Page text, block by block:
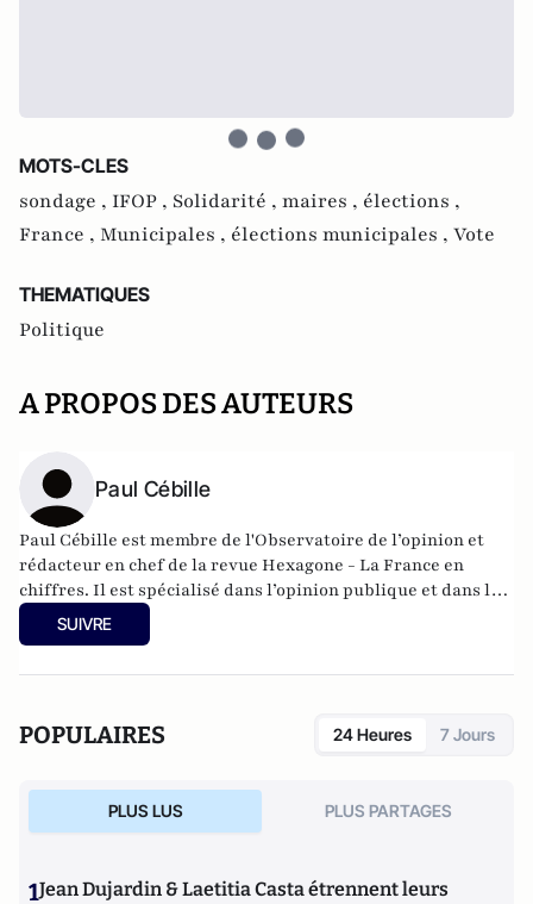
MOTS-CLES
sondage , IFOP , Solidarité , maires , élections ,
France , Municipales , élections municipales , Vote
THEMATIQUES
Politique
A PROPOS DES AUTEURS
Paul Cébille
Paul Cébille est membre de l'Observatoire de l’opinion et
rédacteur en chef de la revue Hexagone - La France en
chiffres. Il est spécialisé dans l’opinion publique et dans le
fonctionnement de la démocratie directe.
SUIVRE
POPULAIRES 24 Heures 7 Jours
PLUS LUS PLUS PARTAGES
1Jean Dujardin & Laetitia Casta étrennent leurs